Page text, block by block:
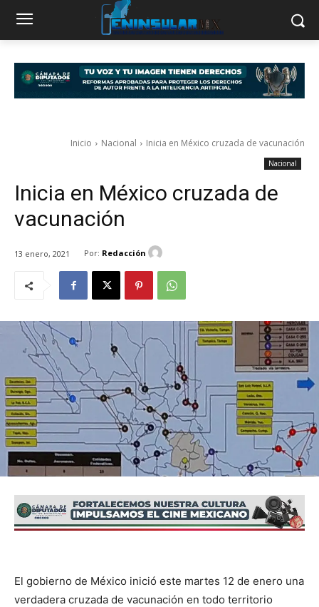
Inicio Nacional Inicia en México cruzada de vacunación
Nacional
Inicia en México cruzada de
vacunación
13 enero, 2021 Por: Redacción
El gobierno de México inició este martes 12 de enero una
verdadera cruzada de vacunación en todo territorio